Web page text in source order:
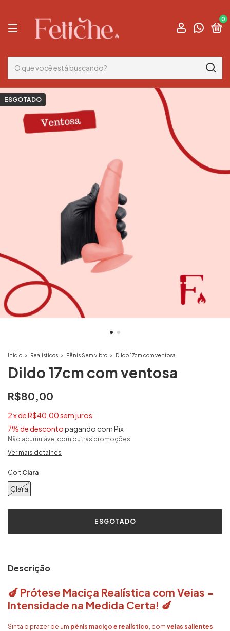
0
ESGOTADO
Início > Realísticos > Pênis Sem vibro > Dildo 17cm com ventosa
Dildo 17cm com ventosa
R$80,00
2xdeR$40,00sem juros
7% de descontopagando com Pix
Não acumulável com outras promoções
Ver mais detalhes
Cor: Clara
Clara
Descrição
🍆 Prótese Maciça Realística com Veias –
Intensidade na Medida Certa! 🍆
Sinta o prazer de um pênis maciço e realístico, com veias salientes